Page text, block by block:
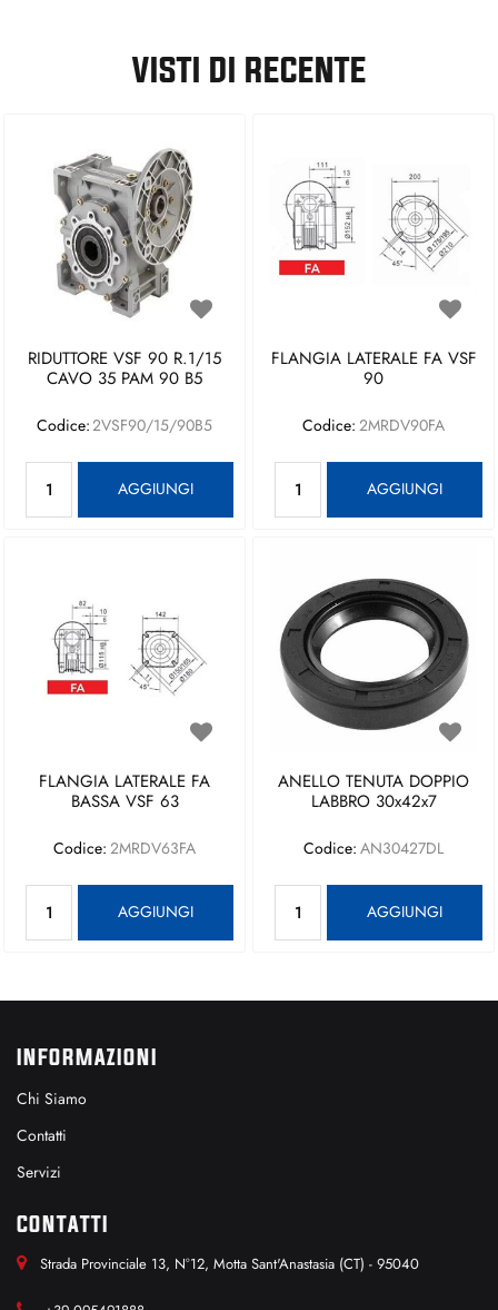
VISTI DI RECENTE
RIDUTTORE VSF 90 R.1/15
CAVO 35 PAM 90 B5
Codice:2VSF90/15/90B5
AGGIUNGI
FLANGIA LATERALE FA VSF
90
Codice: 2MRDV90FA
AGGIUNGI
FLANGIA LATERALE FA
BASSA VSF 63
Codice: 2MRDV63FA
AGGIUNGI
ANELLO TENUTA DOPPIO
LABBRO 30x42x7
Codice: AN30427DL
AGGIUNGI
INFORMAZIONI
Chi Siamo
Contatti
Servizi
CONTATTI
Strada Provinciale 13, N°12, Motta Sant'Anastasia (CT) - 95040